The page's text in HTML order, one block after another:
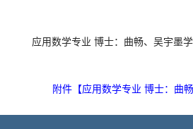
应用数学专业 博士：曲畅、吴宇墨
附件【应用数学专业 博士：曲